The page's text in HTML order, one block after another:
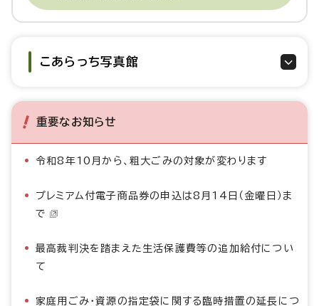
こあらっち写真館
重要なお知らせ
令和8年10月から、粗大ごみの対象が変わります
プレミアム付電子商品券の申込は8月14日（金曜日）ま
で
最高裁判決を踏まえた生活保護費等の追加給付につい
て
家庭用ごみ・資源の指定袋に関する臨時措置の延長につ